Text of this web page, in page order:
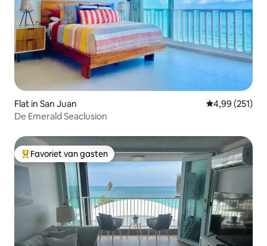
Flat in San Juan Gemiddelde
4,99 (251)
De Emerald Seaclusion
Topfavoriet van gasten
Favoriet van gasten